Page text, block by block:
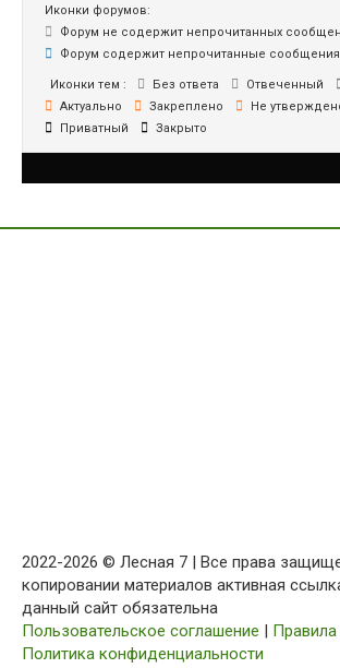
Иконки форумов:
Форум не содержит непрочитанных
Форум содержит непрочитанные сообщения
Иконки тем : Без ответа Отвеченный
Актуально
Закреплено Не
Приватный
Закрыто
2022-2026 © Лесная 7 | Все права
копировании материалов активная
данный сайт обязательна
Пользовательское соглашение |
Политика конфиденциальности